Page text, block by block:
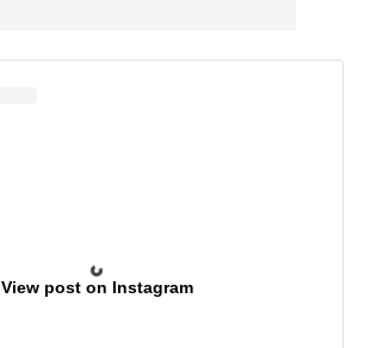
View post on Instagram